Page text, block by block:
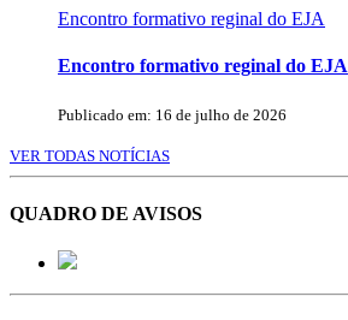
Encontro formativo reginal do EJA
Encontro formativo reginal do EJA
Publicado em: 16 de julho de 2026
VER TODAS NOTÍCIAS
QUADRO DE AVISOS